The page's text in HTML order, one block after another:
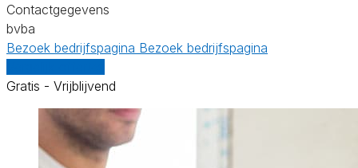
Contactgegevens
bvba
Bezoek bedrijfspagina Bezoek bedrijfspagina
Gratis - Vrijblijvend